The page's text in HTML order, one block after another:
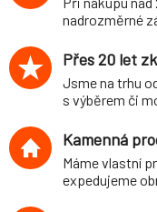
nadrozměrné
Přes 20 let
Jsme na trhu
s výběrem či
Kamenná
Máme vlastní
expedujeme